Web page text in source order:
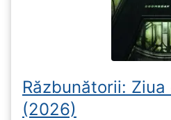
Răzbunătorii: Ziua
(2026)